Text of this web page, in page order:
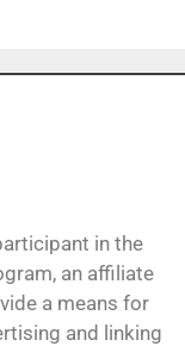
in the
an affiliate
a means for
and linking